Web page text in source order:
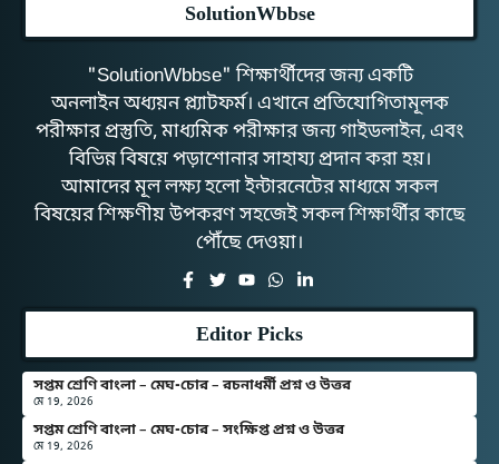
SolutionWbbse
"SolutionWbbse" শিক্ষার্থীদের জন্য একটি
অনলাইন অধ্যয়ন প্ল্যাটফর্ম। এখানে প্রতিযোগিতামূলক
পরীক্ষার প্রস্তুতি, মাধ্যমিক পরীক্ষার জন্য গাইডলাইন, এবং
বিভিন্ন বিষয়ে পড়াশোনার সাহায্য প্রদান করা হয়।
আমাদের মূল লক্ষ্য হলো ইন্টারনেটের মাধ্যমে সকল
বিষয়ের শিক্ষণীয় উপকরণ সহজেই সকল শিক্ষার্থীর কাছে
পৌঁছে দেওয়া।
Editor Picks
সপ্তম শ্রেণি বাংলা – মেঘ-চোর – রচনাধর্মী প্রশ্ন ও উত্তর
মে 19, 2026
সপ্তম শ্রেণি বাংলা – মেঘ-চোর – সংক্ষিপ্ত প্রশ্ন ও উত্তর
মে 19, 2026